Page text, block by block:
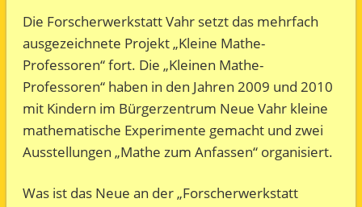
Die Forscherwerkstatt Vahr setzt das mehrfach
ausgezeichnete Projekt „Kleine Mathe-
Professoren“ fort. Die „Kleinen Mathe-
Professoren“ haben in den Jahren 2009 und 2010
mit Kindern im Bürgerzentrum Neue Vahr kleine
mathematische Experimente gemacht und zwei
Ausstellungen „Mathe zum Anfassen“ organisiert.
Was ist das Neue an der „Forscherwerkstatt